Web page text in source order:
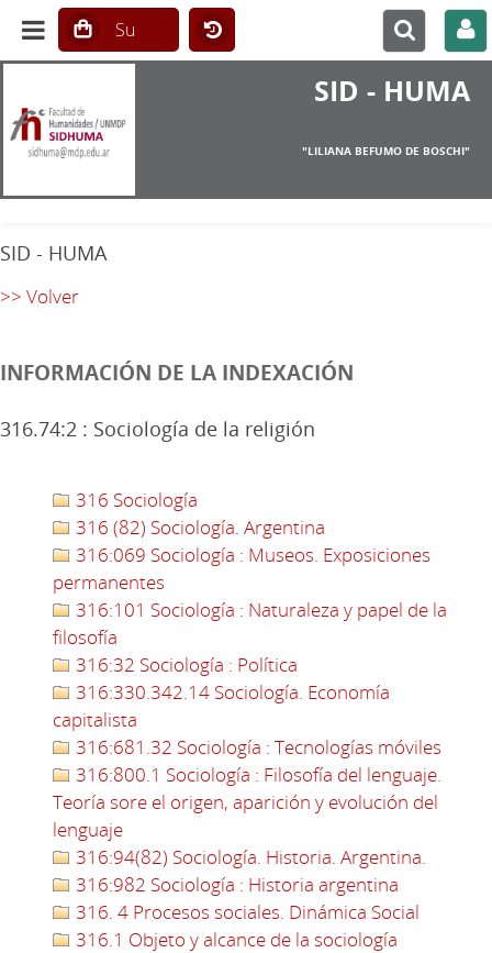
SID - HUMA
"LILIANA BEFUMO DE BOSCHI"
SID - HUMA
>> Volver
INFORMACIÓN DE LA INDEXACIÓN
316.74:2 : Sociología de la religión
316 Sociología
316 (82) Sociología. Argentina
316:069 Sociología : Museos. Exposiciones
permanentes
316:101 Sociología : Naturaleza y papel de la
filosofía
316:32 Sociología : Política
316:330.342.14 Sociología. Economía
capitalista
316:681.32 Sociología : Tecnologías móviles
316:800.1 Sociología : Filosofía del lenguaje.
Teoría sore el origen, aparición y evolución del
lenguaje
316:94(82) Sociología. Historia. Argentina.
316:982 Sociología : Historia argentina
316. 4 Procesos sociales. Dinámica Social
316.1 Objeto y alcance de la sociología